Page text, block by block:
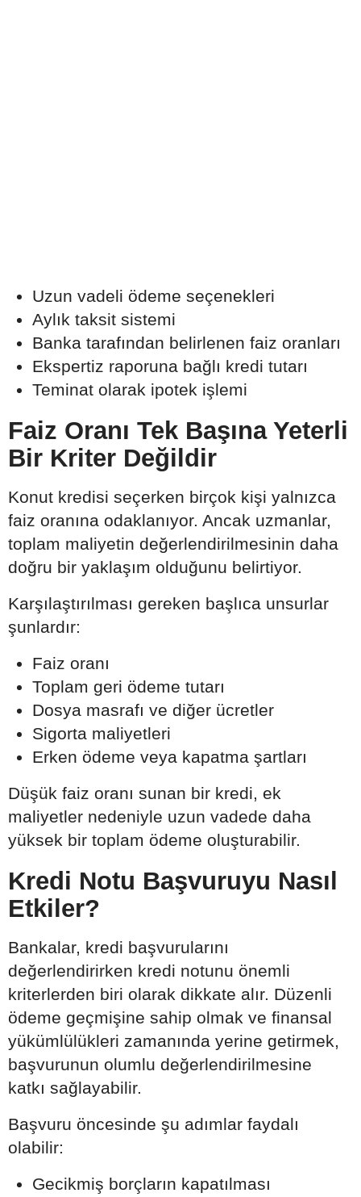
Uzun vadeli ödeme seçenekleri
Aylık taksit sistemi
Banka tarafından belirlenen faiz oranları
Ekspertiz raporuna bağlı kredi tutarı
Teminat olarak ipotek işlemi
Faiz Oranı Tek Başına Yeterli
Bir Kriter Değildir
Konut kredisi seçerken birçok kişi yalnızca
faiz oranına odaklanıyor. Ancak uzmanlar,
toplam maliyetin değerlendirilmesinin daha
doğru bir yaklaşım olduğunu belirtiyor.
Karşılaştırılması gereken başlıca unsurlar
şunlardır:
Faiz oranı
Toplam geri ödeme tutarı
Dosya masrafı ve diğer ücretler
Sigorta maliyetleri
Erken ödeme veya kapatma şartları
Düşük faiz oranı sunan bir kredi, ek
maliyetler nedeniyle uzun vadede daha
yüksek bir toplam ödeme oluşturabilir.
Kredi Notu Başvuruyu Nasıl
Etkiler?
Bankalar, kredi başvurularını
değerlendirirken kredi notunu önemli
kriterlerden biri olarak dikkate alır. Düzenli
ödeme geçmişine sahip olmak ve finansal
yükümlülükleri zamanında yerine getirmek,
başvurunun olumlu değerlendirilmesine
katkı sağlayabilir.
Başvuru öncesinde şu adımlar faydalı
olabilir:
Gecikmiş borçların kapatılması